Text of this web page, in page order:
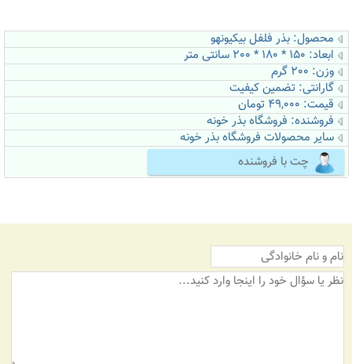
محصول: بذر فلفل بیکیونهو
ابعاد: 150 * 180 * 200 سانتی متر
وزن: 200 گرم
گارانتی: تضمین کیفیت
قیمت: 49,000 تومان
فروشنده: فروشگاه بذر خونه
سایر محصولات فروشگاه بذر خونه
چت با فروشنده